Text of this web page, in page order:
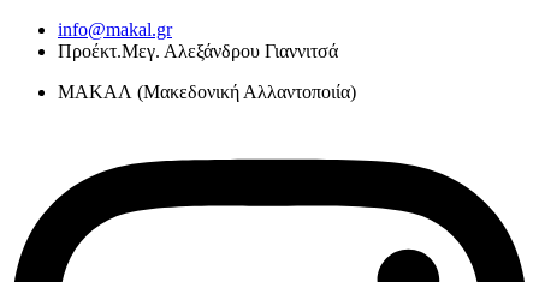
Skip
info@makal.gr
Προέκτ.Μεγ. Αλεξάνδρου Γιαννιτσά
ΜΑΚΑΛ (Μακεδονική Αλλαντοποιία)